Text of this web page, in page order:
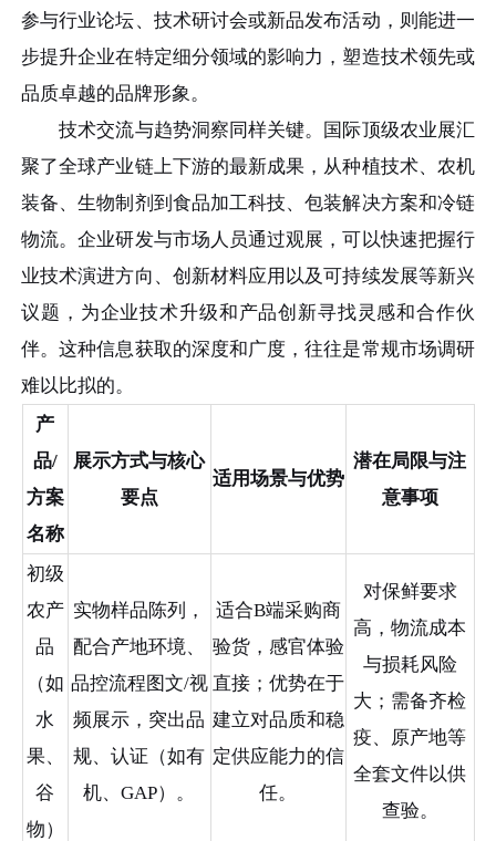
参与行业论坛、技术研讨会或新品发布活动，则能进一
步提升企业在特定细分领域的影响力，塑造技术领先或
品质卓越的品牌形象。
技术交流与趋势洞察同样关键。国际顶级农业展汇
聚了全球产业链上下游的最新成果，从种植技术、农机
装备、生物制剂到食品加工科技、包装解决方案和冷链
物流。企业研发与市场人员通过观展，可以快速把握行
业技术演进方向、创新材料应用以及可持续发展等新兴
议题，为企业技术升级和产品创新寻找灵感和合作伙
伴。这种信息获取的深度和广度，往往是常规市场调研
难以比拟的。
产
品/
方案
名称
展示方式与核心
要点
适用场景与优势
潜在局限与注
意事项
初级
农产
品
（如
水
果、
谷
物）
实物样品陈列，
配合产地环境、
品控流程图文/视
频展示，突出品
规、认证（如有
机、GAP）。
适合B端采购商
验货，感官体验
直接；优势在于
建立对品质和稳
定供应能力的信
任。
对保鲜要求
高，物流成本
与损耗风险
大；需备齐检
疫、原产地等
全套文件以供
查验。